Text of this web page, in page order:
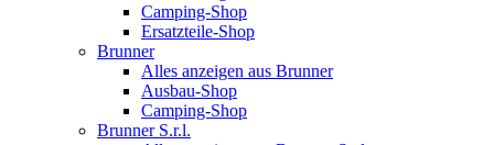
Camping-Shop
Ersatzteile-Shop
Brunner
Alles anzeigen aus Brunner
Ausbau-Shop
Camping-Shop
Brunner S.r.l.